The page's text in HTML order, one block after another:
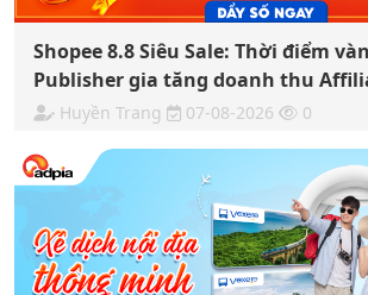
Shopee 8.8 Siêu Sale: Thời điểm
Publisher gia tăng doanh thu
Huyền Trang 07-08-2026 0